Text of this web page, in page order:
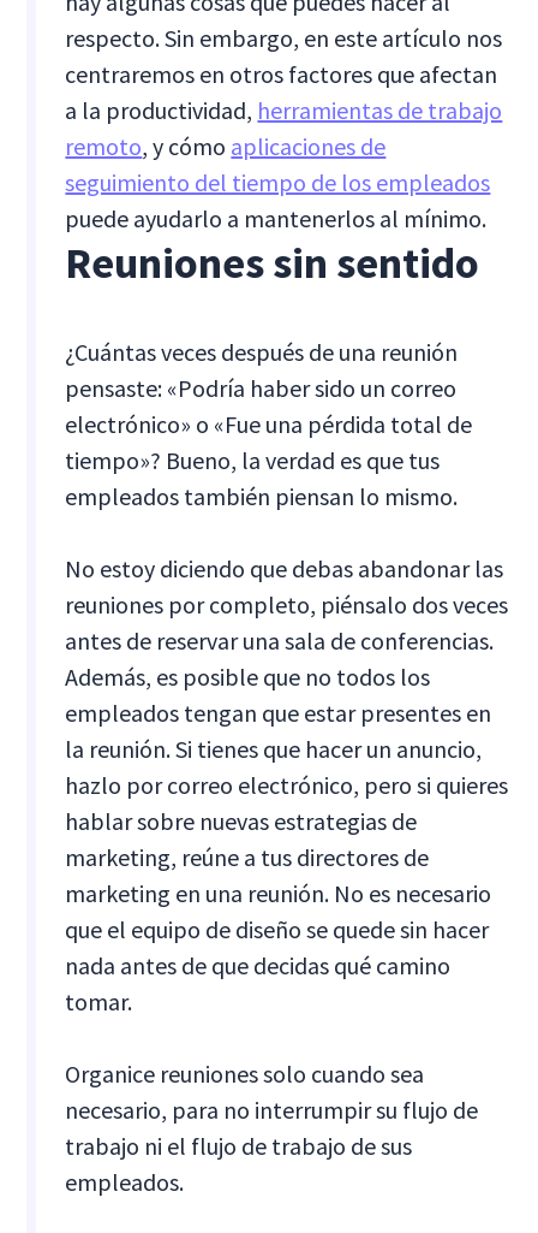
respecto. Sin embargo, en este artículo nos
centraremos en otros factores que afectan
a la productividad, herramientas de trabajo
remoto, y cómo aplicaciones de
seguimiento del tiempo de los empleados
puede ayudarlo a mantenerlos al mínimo.
Reuniones sin sentido
¿Cuántas veces después de una reunión
pensaste: «Podría haber sido un correo
electrónico» o «Fue una pérdida total de
tiempo»? Bueno, la verdad es que tus
empleados también piensan lo mismo.
No estoy diciendo que debas abandonar las
reuniones por completo, piénsalo dos veces
antes de reservar una sala de conferencias.
Además, es posible que no todos los
empleados tengan que estar presentes en
la reunión. Si tienes que hacer un anuncio,
hazlo por correo electrónico, pero si quieres
hablar sobre nuevas estrategias de
marketing, reúne a tus directores de
marketing en una reunión. No es necesario
que el equipo de diseño se quede sin hacer
nada antes de que decidas qué camino
tomar.
Organice reuniones solo cuando sea
necesario, para no interrumpir su flujo de
trabajo ni el flujo de trabajo de sus
empleados.